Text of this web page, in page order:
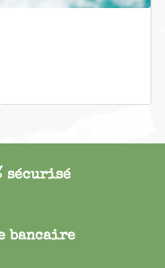
sécurisé
bancaire